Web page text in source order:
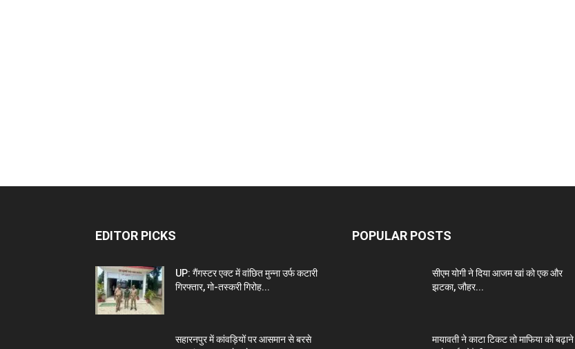
EDITOR PICKS
UP: गैंगस्टर एक्ट में वांछित मुन्ना उर्फ कटारी
गिरफ्तार, गो-तस्करी गिरोह...
सहारनपुर में कांवड़ियों पर आसमान से बरसे
POPULAR POSTS
सीएम योगी ने दिया आजम खां को एक और
झटका, जौहर...
मायावती ने काटा टिकट तो माफिया को बढ़ाने